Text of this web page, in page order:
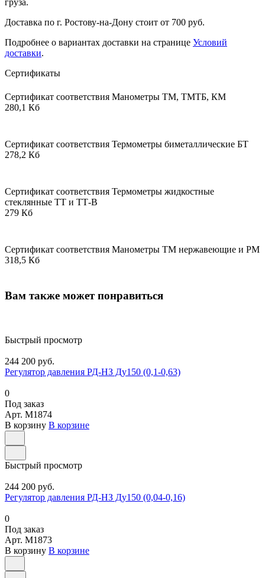
Доставка по г. Ростову-на-Дону стоит от 700 руб.
Подробнее о вариантах доставки на странице Условий
доставки.
Сертификаты
Сертификат соответствия Манометры ТМ, ТМТБ, КМ
280,1 Кб
Сертификат соответствия Термометры биметаллические БТ
278,2 Кб
Сертификат соответствия Термометры жидкостные
стеклянные ТТ и ТТ-В
279 Кб
Сертификат соответствия Манометры ТМ нержавеющие и РМ
318,5 Кб
Вам также может понравиться
Быстрый просмотр
244 200 руб.
Регулятор давления РД-НЗ Ду150 (0,1-0,63)
0
Под заказ
Арт. M1874
В корзину В корзине
Быстрый просмотр
244 200 руб.
Регулятор давления РД-НЗ Ду150 (0,04-0,16)
0
Под заказ
Арт. M1873
В корзину В корзине